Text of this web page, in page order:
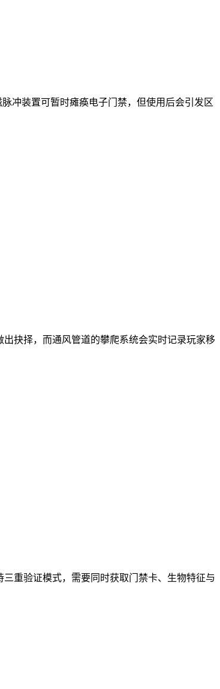
冲装置可暂时瘫痪电子门禁，但使用后会引发区
抉择，而通风管道的攀爬系统会实时记录玩家移
重验证模式，需要同时获取门禁卡、生物特征与